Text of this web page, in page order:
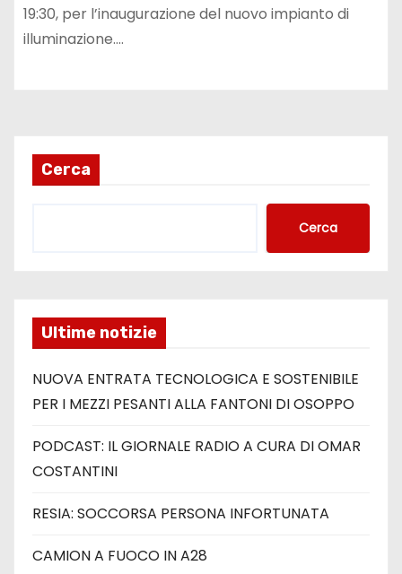
19:30, per l’inaugurazione del nuovo impianto di
illuminazione.…
Cerca
Cerca
Ultime notizie
NUOVA ENTRATA TECNOLOGICA E SOSTENIBILE
PER I MEZZI PESANTI ALLA FANTONI DI OSOPPO
PODCAST: IL GIORNALE RADIO A CURA DI OMAR
COSTANTINI
RESIA: SOCCORSA PERSONA INFORTUNATA
CAMION A FUOCO IN A28